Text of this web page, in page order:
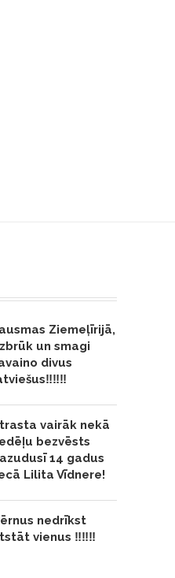
Ziemeļīrijā,
un smagi
divus
vairāk nekā
bezvēsts
14 gadus
Lilita Vīdnere!
nedrīkst
vienus ‼️‼️‼️